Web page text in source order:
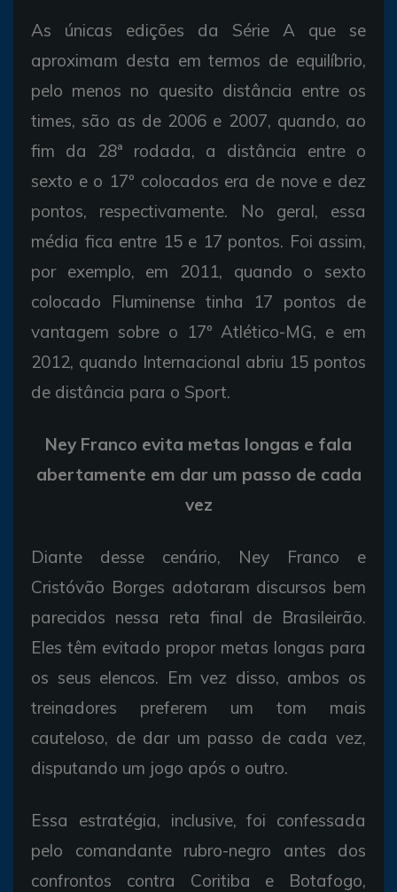
As únicas edições da Série A que se
aproximam desta em termos de equilíbrio,
pelo menos no quesito distância entre os
times, são as de 2006 e 2007, quando, ao
fim da 28ª rodada, a distância entre o
sexto e o 17º colocados era de nove e dez
pontos, respectivamente. No geral, essa
média fica entre 15 e 17 pontos. Foi assim,
por exemplo, em 2011, quando o sexto
colocado Fluminense tinha 17 pontos de
vantagem sobre o 17º Atlético-MG, e em
2012, quando Internacional abriu 15 pontos
de distância para o Sport.
Ney Franco evita metas longas e fala
abertamente em dar um passo de cada
vez
Diante desse cenário, Ney Franco e
Cristóvão Borges adotaram discursos bem
parecidos nessa reta final de Brasileirão.
Eles têm evitado propor metas longas para
os seus elencos. Em vez disso, ambos os
treinadores preferem um tom mais
cauteloso, de dar um passo de cada vez,
disputando um jogo após o outro.
Essa estratégia, inclusive, foi confessada
pelo comandante rubro-negro antes dos
confrontos contra Coritiba e Botafogo,